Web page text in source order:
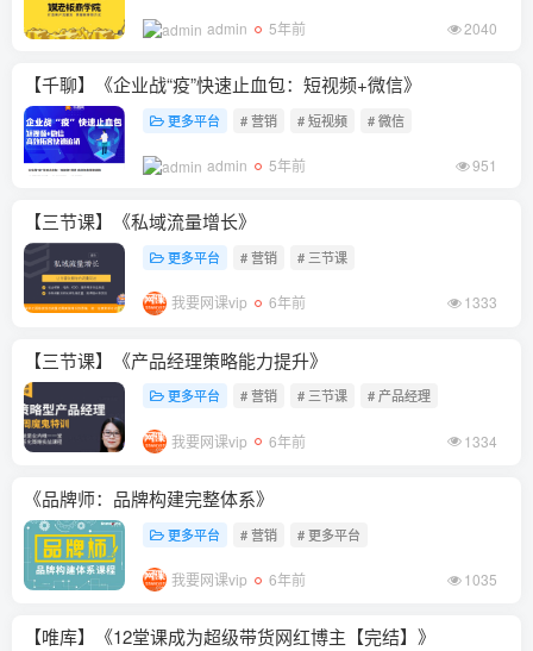
admin 5年前 2040
【千聊】《企业战“疫”快速止血包：短视频+微信》
更多平台 # 营销 # 短视频 # 微信
admin 5年前 951
【三节课】《私域流量增长》
更多平台 # 营销 # 三节课
我要网课vip 6年前 1333
【三节课】《产品经理策略能力提升》
更多平台 # 营销 # 三节课 # 产品经理
我要网课vip 6年前 1334
《品牌师：品牌构建完整体系》
更多平台 # 营销 # 更多平台
我要网课vip 6年前 1035
【唯库】《12堂课成为超级带货网红博主【完结】》